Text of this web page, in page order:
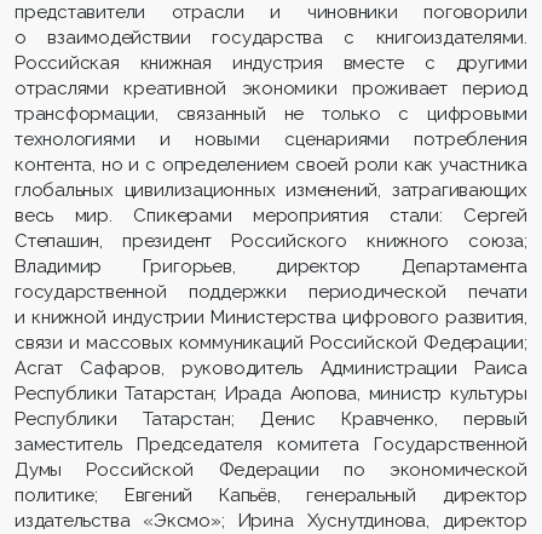
представители отрасли и чиновники поговорили
о взаимодействии государства с книгоиздателями.
Российская книжная индустрия вместе с другими
отраслями креативной экономики проживает период
трансформации, связанный не только с цифровыми
технологиями и новыми сценариями потребления
контента, но и с определением своей роли как участника
глобальных цивилизационных изменений, затрагивающих
весь мир. Спикерами мероприятия стали: Сергей
Степашин, президент Российского книжного союза;
Владимир Григорьев, директор Департамента
государственной поддержки периодической печати
и книжной индустрии Министерства цифрового развития,
связи и массовых коммуникаций Российской Федерации;
Асгат Сафаров, руководитель Администрации Раиса
Республики Татарстан; Ирада Аюпова, министр культуры
Республики Татарстан; Денис Кравченко, первый
заместитель Председателя комитета Государственной
Думы Российской Федерации по экономической
политике; Евгений Капьёв, генеральный директор
издательства «Эксмо»; Ирина Хуснутдинова, директор